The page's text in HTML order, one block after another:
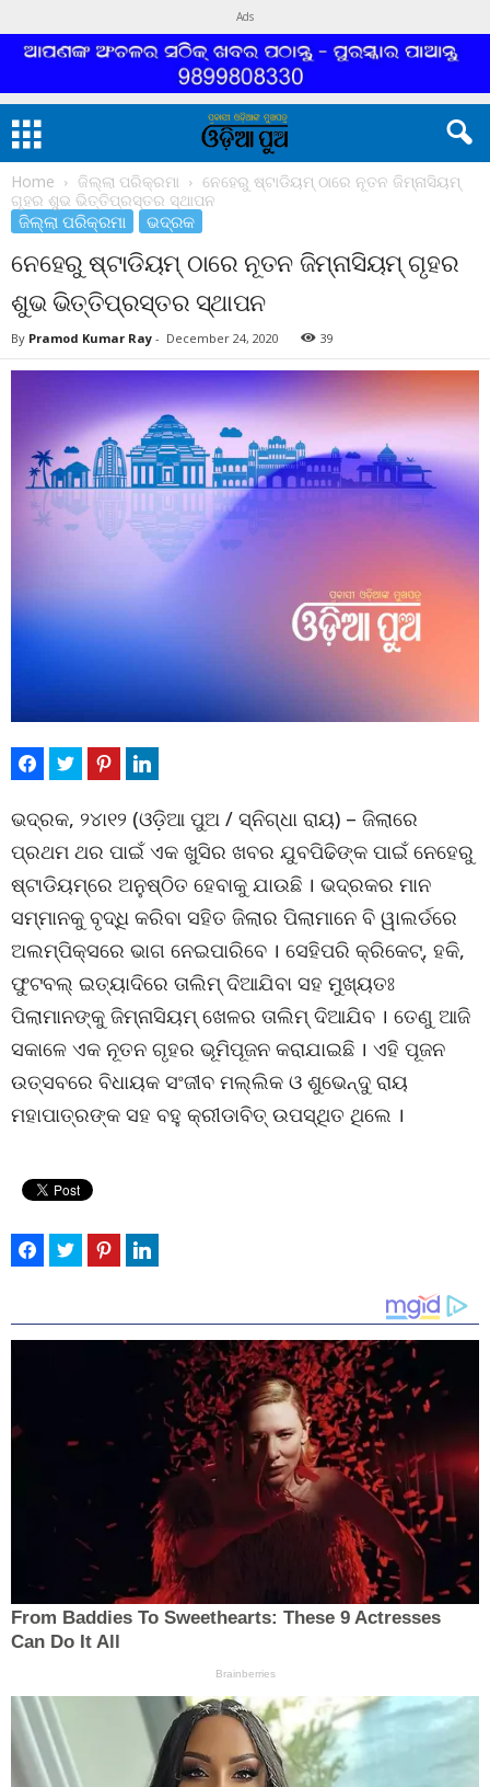
Ads
Home ଜିଲ୍ଲା ପରିକ୍ରମା
ନେହେରୁ ଷ୍ଟାଡିୟମ୍ ଠାରେ ନୂତନ ଜିମ୍‌ନାସିୟମ୍
ଗୃହର ଶୁଭ ଭିତ୍ତିପ୍ରସ୍ତର ସ୍ଥାପନ
ଜିଲ୍ଲା ପରିକ୍ରମା ଭଦ୍ରକ
ନେହେରୁ ଷ୍ଟାଡିୟମ୍ ଠାରେ ନୂତନ ଜିମ୍‌ନାସିୟମ୍ ଗୃହର
ଶୁଭ ଭିତ୍ତିପ୍ରସ୍ତର ସ୍ଥାପନ
By Pramod Kumar Ray - December 24, 2020 39
ଭଦ୍ରକ, ୨୪ା୧୨ (ଓଡ଼ିଆ ପୁଅ / ସ୍ନିଗ୍ଧା ରାୟ) – ଜିଲାରେ
ପ୍ରଥମ ଥର ପାଇଁ ଏକ ଖୁସିର ଖବର ଯୁବପିଢିଙ୍କ ପାଇଁ ନେହେରୁ
ଷ୍ଟାଡିୟମ୍‌ରେ ଅନୁଷ୍ଠିତ ହେବାକୁ ଯାଉଛି । ଭଦ୍ରକର ମାନ
ସମ୍ମାନକୁ ବୃଦ୍ଧି କରିବା ସହିତ ଜିଲାର ପିଲାମାନେ ବି ୱାଲର୍ଡରେ
ଅଲମ୍ପିକ୍ସରେ ଭାଗ ନେଇପାରିବେ । ସେହିପରି କ୍ରିକେଟ୍‌, ହକି,
ଫୁଟବଲ୍ ଇତ୍ୟାଦିରେ ତାଲିମ୍ ଦିଆଯିବା ସହ ମୁଖ୍ୟତଃ
ପିଲାମାନଙ୍କୁ ଜିମ୍‌ନାସିୟମ୍ ଖେଳର ତାଲିମ୍ ଦିଆଯିବ । ତେଣୁ ଆଜି
ସକାଳେ ଏକ ନୂତନ ଗୃହର ଭୂମିପୂଜନ କରାଯାଇଛି । ଏହି ପୂଜନ
ଉତ୍ସବରେ ବିଧାୟକ ସଂଜୀବ ମଲ୍ଲିକ ଓ ଶୁଭେନ୍ଦୁ ରାୟ
ମହାପାତ୍ରଙ୍କ ସହ ବହୁ କ୍ରୀଡାବିତ୍ ଉପସ୍ଥିତ ଥିଲେ ।